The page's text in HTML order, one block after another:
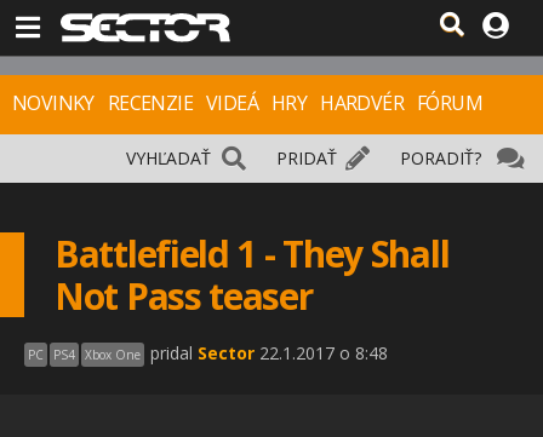
NOVINKY RECENZIE VIDEÁ HRY HARDVÉR FÓRUM
PORADIŤ?
PRIDAŤ
VYHĽADAŤ
Battlefield 1 - They Shall
Not Pass teaser
PC PS4 Xbox One pridal Sector 22.1.2017 o 8:48